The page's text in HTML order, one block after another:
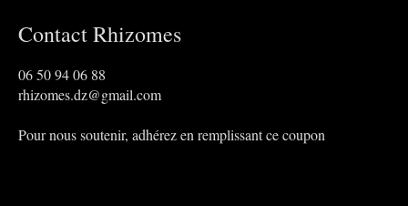
Contact Rhizomes
06 50 94 06 88
rhizomes.dz@gmail.com
Pour nous soutenir, adhérez en remplissant ce coupon